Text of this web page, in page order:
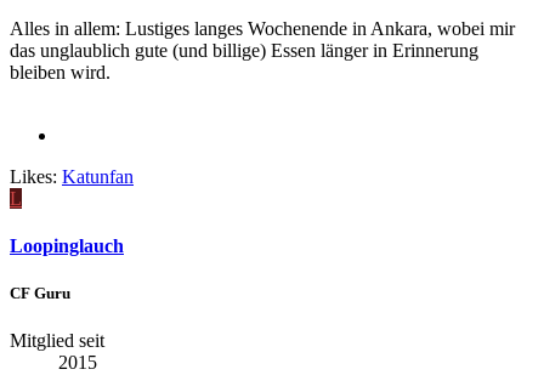
Alles in allem: Lustiges langes Wochenende in Ankara, wobei mir
das unglaublich gute (und billige) Essen länger in Erinnerung
bleiben wird.
Likes: Katunfan
L
Loopinglauch
CF Guru
Mitglied seit
2015